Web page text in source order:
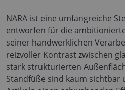
NARA ist eine umfangreiche
entworfen für die
seiner handwerklichen
reizvoller Kontrast zwischen
stark strukturierten
Standfüße sind kaum sichtbar